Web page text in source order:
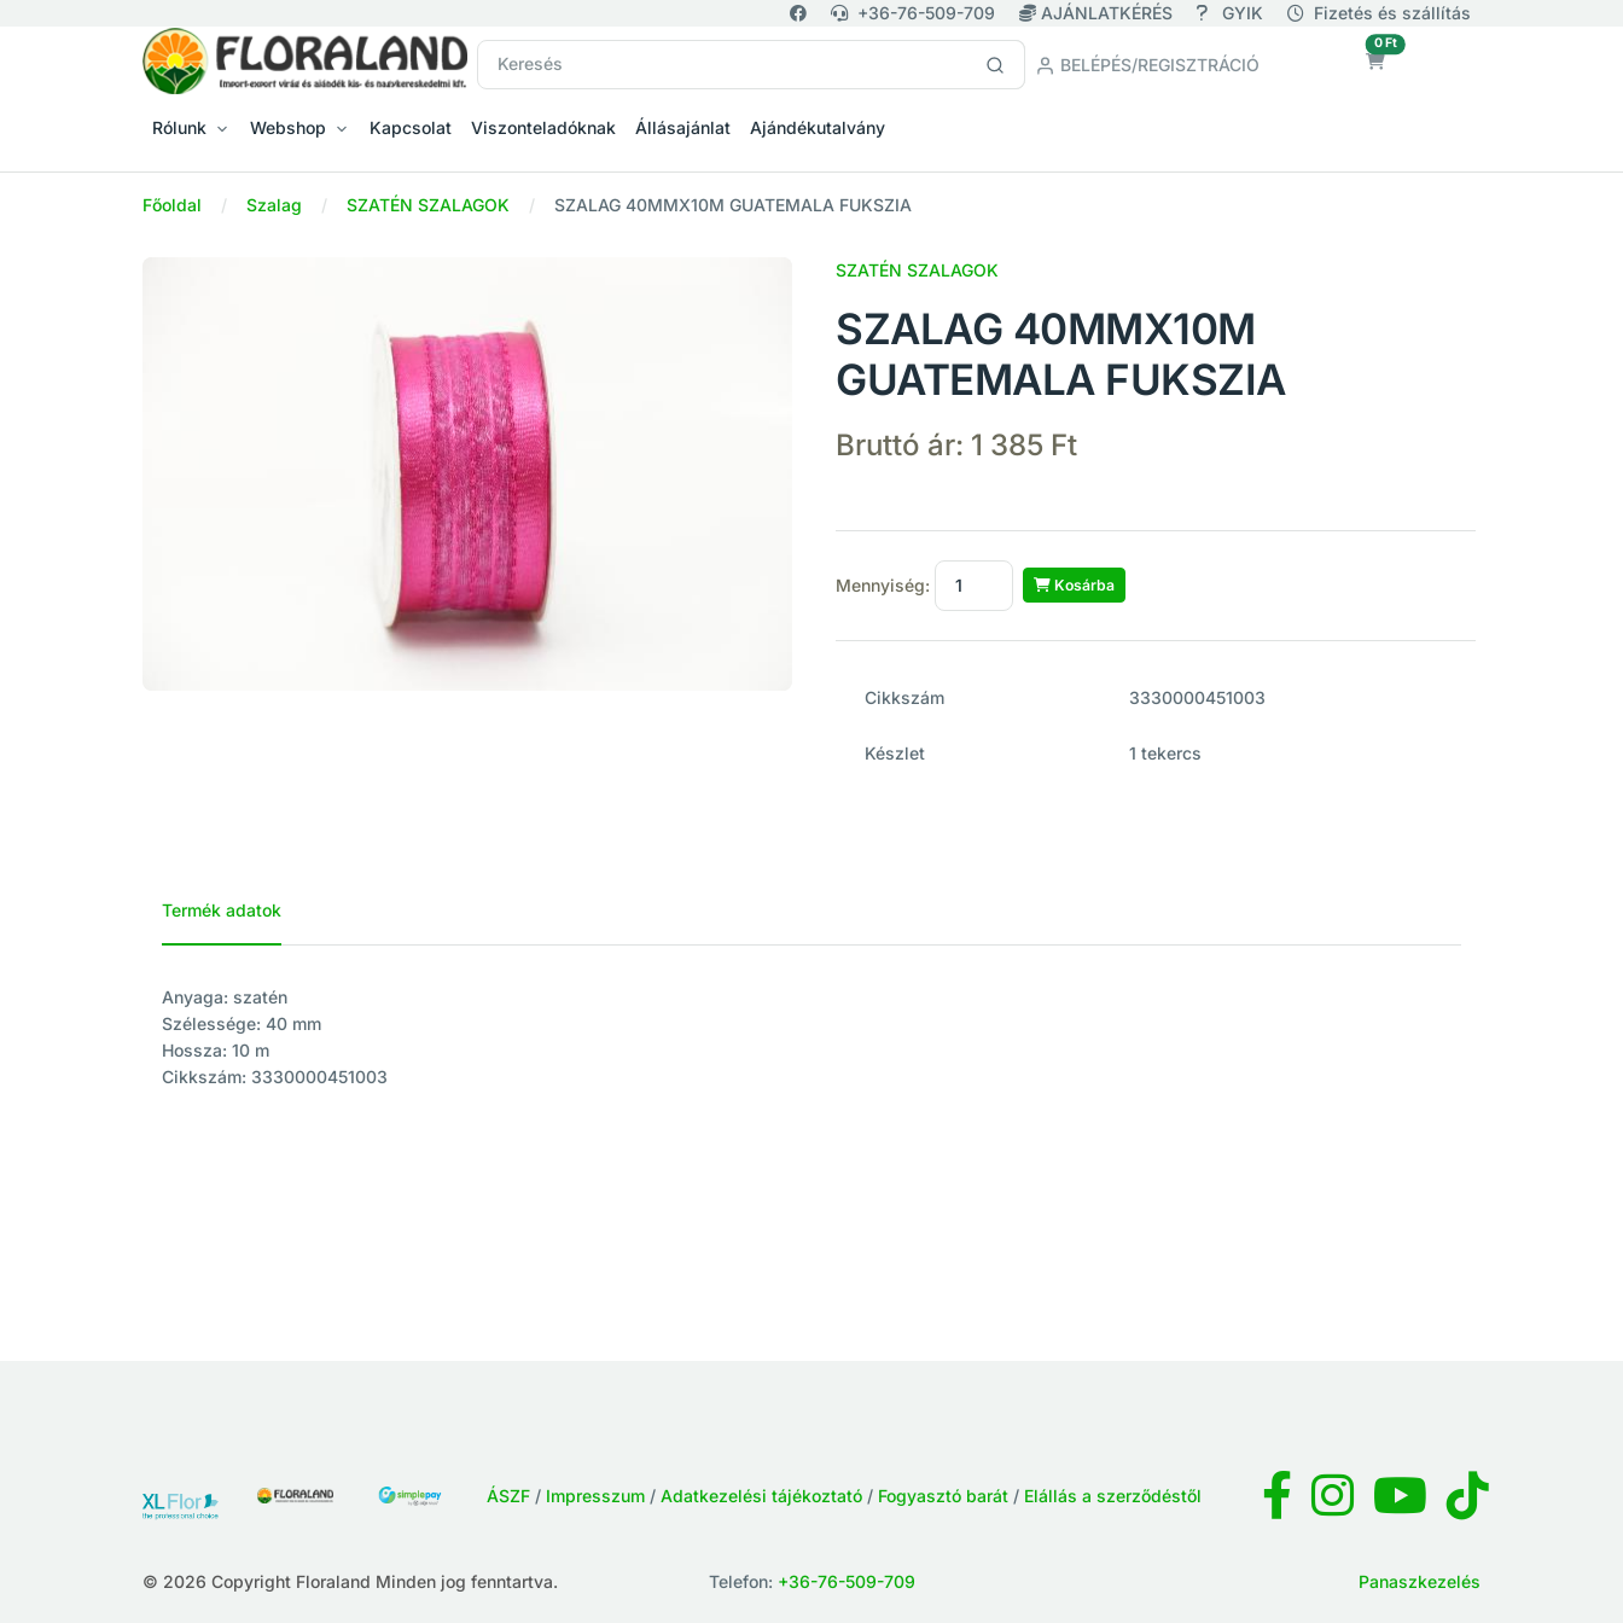
+36-76-509-709 AJÁNLATKÉRÉS GYIK Fizetés és szállítás
BELÉPÉS/REGISZTRÁCIÓ
0 Ftüres
Rólunk Webshop Kapcsolat Viszonteladóknak Állásajánlat Ajándékutalvány
Főoldal Szalag SZATÉN SZALAGOK SZALAG 40MMX10M GUATEMALA FUKSZIA
SZATÉN SZALAGOK
SZALAG 40MMX10M
GUATEMALA FUKSZIA
Bruttó ár: 1 385 Ft
Mennyiség: Kosárba
Cikkszám 3330000451003
Készlet 1 tekercs
Termék adatok
Anyaga: szatén
Szélessége: 40 mm
Hossza: 10 m
Cikkszám: 3330000451003
ÁSZF / Impresszum / Adatkezelési tájékoztató / Fogyasztó barát / Elállás a szerződéstől
© 2026 Copyright Floraland Minden jog fenntartva. Telefon: +36-76-509-709 Panaszkezelés